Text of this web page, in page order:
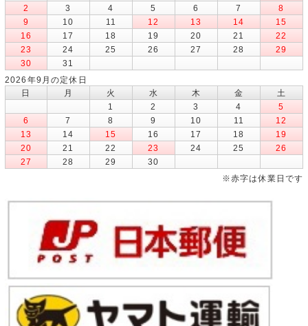
2
3 4 5 6 7
8
9
10 11 12 13 14
15
16
17 18 19 20 21
22
23
24 25 26 27 28
29
30
31
2026年9月の定休日
日
月 火 水 木 金
土
1
2 3 4
5
6
7 8 9 10 11
12
13
14 15 16 17 18
19
20
21 22 23 24 25
26
27
28 29
30
※赤字は休業日です